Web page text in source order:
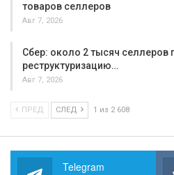
товаров селлеров
Авг 7, 2026
Сбер: около 2 тысяч селлеров
реструктуризацию…
Авг 7, 2026
ПРЕД СЛЕД 1 из 2 608
Telegram